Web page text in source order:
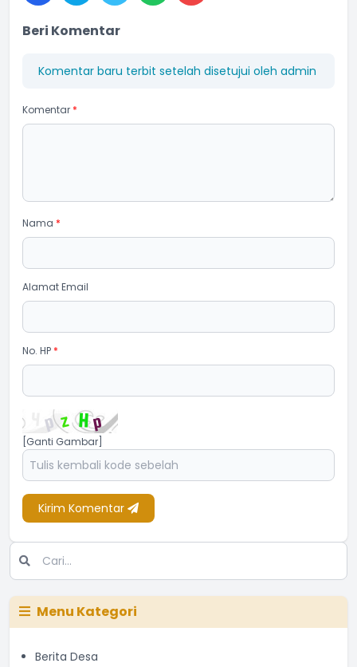
Beri Komentar
Komentar baru terbit setelah disetujui oleh admin
Komentar *
Nama *
Alamat Email
No. HP *
[Ganti Gambar]
Kirim Komentar
Menu Kategori
Berita Desa